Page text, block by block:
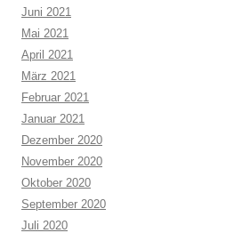
Juni 2021
Mai 2021
April 2021
März 2021
Februar 2021
Januar 2021
Dezember 2020
November 2020
Oktober 2020
September 2020
Juli 2020